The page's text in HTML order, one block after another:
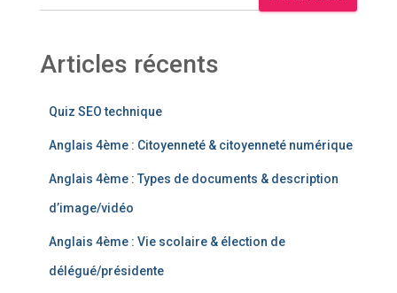
Articles récents
Quiz SEO technique
Anglais 4ème : Citoyenneté & citoyenneté numérique
Anglais 4ème : Types de documents & description
d’image/vidéo
Anglais 4ème : Vie scolaire & élection de
délégué/présidente